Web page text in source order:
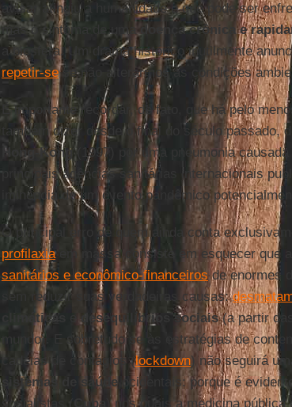
avisar atingiu a humanidade e que pode ser
mas o sintoma de umadoença crônica e
a biosfera. Um drama histórico inutilmente
repetir-sese não alterarmos as condições
É importante recordar, de fato, que há pelo
também dizer desde o final do século passado,
Hong-Kong (1997) por uma pneumonia
principais agências sanitárias internacionais
iminência de um evento pandêmico
O principal erro de quem ainda conta
profilaxiaem massa consiste em esquecer que
sanitários e econômico-financeirosde enormes
sem reduzir suas verdadeiras causas:
climáticas
edesequilíbrios sociais(a partir
mundo). E sobretudo se às estratégias de
cadeias de contágios (lockdown) não seguirá
sistemas de saúdeocidentais: porque é
socialistas (
Cuba ) nos quais a medicina